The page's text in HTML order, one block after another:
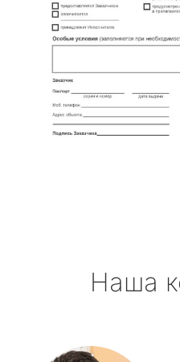
Наша